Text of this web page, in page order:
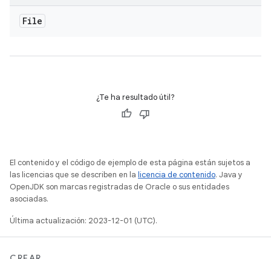
File
¿Te ha resultado útil?
El contenido y el código de ejemplo de esta página están sujetos a
las licencias que se describen en la licencia de contenido. Java y
OpenJDK son marcas registradas de Oracle o sus entidades
asociadas.
Última actualización: 2023-12-01 (UTC).